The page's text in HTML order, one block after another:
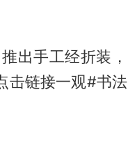
出手工经折装，
击链接一观#书法